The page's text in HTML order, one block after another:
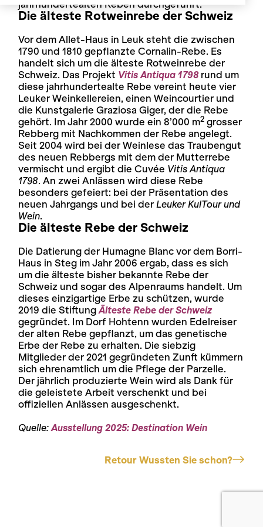
jahrhundertealten Reben durchgeführt.
Die älteste Rotweinrebe der Schweiz
Vor dem Allet-Haus in Leuk steht die zwischen
1790 und 1810 gepflanzte Cornalin-Rebe. Es
handelt sich um die älteste Rotweinrebe der
Schweiz. Das Projekt Vitis Antiqua 1798rund um
diese jahrhundertealte Rebe vereint heute vier
Leuker Weinkellereien, einen Weincourtier und
die Kunstgalerie Graziosa Giger, der die Rebe
gehört. Im Jahr 2000 wurde ein 8’000 m2 grosser
Rebberg mit Nachkommen der Rebe angelegt.
Seit 2004 wird bei der Weinlese das Traubengut
des neuen Rebbergs mit dem der Mutterrebe
vermischt und ergibt die Cuvée Vitis Antiqua
1798. An zwei Anlässen wird diese Rebe
besonders gefeiert: bei der Präsentation des
neuen Jahrgangs und bei derLeuker KulTour und
Wein.
Die älteste Rebe der Schweiz
Die Datierung der Humagne Blanc vor dem Borri-
Haus in Steg im Jahr 2006 ergab, dass es sich
um die älteste bisher bekannte Rebe der
Schweiz und sogar des Alpenraums handelt. Um
dieses einzigartige Erbe zu schützen, wurde
2019 die StiftungÄlteste Rebe der Schweiz
gegründet. Im Dorf Hohtenn wurden Edelreiser
der alten Rebe gepflanzt, um das genetische
Erbe der Rebe zu erhalten. Die siebzig
Mitglieder der 2021 gegründeten Zunft kümmern
sich ehrenamtlich um die Pflege der Parzelle.
Der jährlich produzierte Wein wird als Dank für
die geleistete Arbeit verschenkt und bei
offiziellen Anlässen ausgeschenkt.
Quelle:Ausstellung 2025: Destination Wein
Retour Wussten Sie schon?